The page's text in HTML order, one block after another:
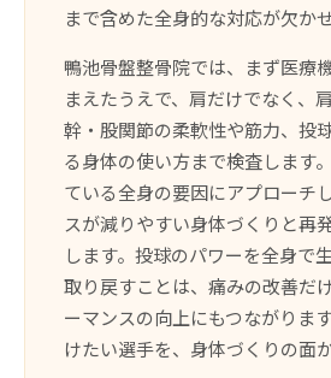
まで含めた全身的な対応が欠か
鴨池骨盤整骨院では、まず医療
まえたうえで、肩だけでなく、
幹・股関節の柔軟性や筋力、投
る身体の使い方まで検査します
ている全身の要因にアプローチ
スが減りやすい身体づくりと再
します。投球のパワーを全身で
取り戻すことは、痛みの改善だ
ーマンスの向上にもつながりま
けたい選手を、身体づくりの面